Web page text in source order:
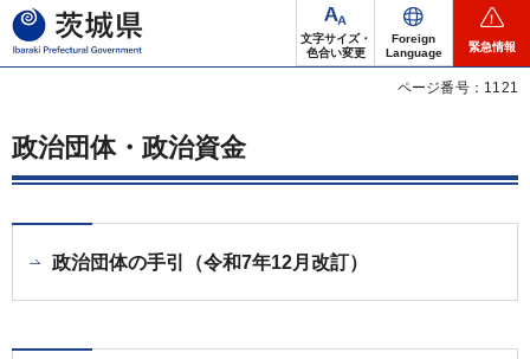
茨城県
文字サイズ・
色合い変更
Foreign
Language
緊急情報
ページ番号：1121
政治団体・政治資金
政治団体の手引（令和7年12月改訂）